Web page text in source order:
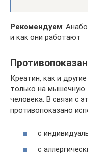
Рекомендуем:
и как они работают
Креатин, как и
только на мышечную
человека. В связи с
противопоказано
с
с